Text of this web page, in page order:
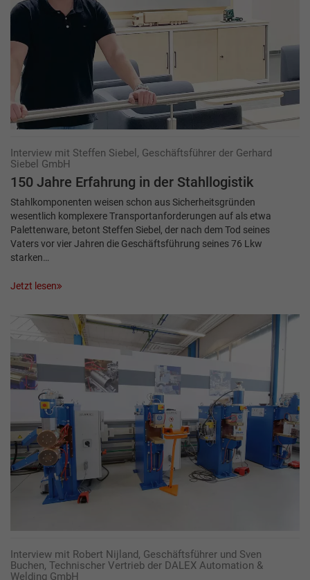
Interview mit Steffen Siebel, Geschäftsführer der Gerhard
Siebel GmbH
150 Jahre Erfahrung in der Stahllogistik
Stahlkomponenten weisen schon aus Sicherheitsgründen
wesentlich komplexere Transportanforderungen auf als etwa
Palettenware, betont Steffen Siebel, der nach dem Tod seines
Vaters vor vier Jahren die Geschäftsführung seines 76 Lkw
starken…
Jetzt lesen
Interview mit Robert Nijland, Geschäftsführer und Sven
Buchen, Technischer Vertrieb der DALEX Automation &
Welding GmbH